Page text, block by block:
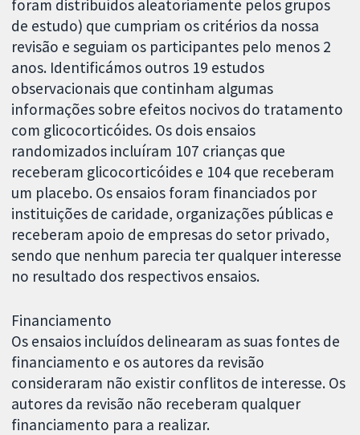
foram distribuídos aleatoriamente pelos grupos
de estudo) que cumpriam os critérios da nossa
revisão e seguiam os participantes pelo menos 2
anos. Identificámos outros 19 estudos
observacionais que continham algumas
informações sobre efeitos nocivos do tratamento
com glicocorticóides. Os dois ensaios
randomizados incluíram 107 crianças que
receberam glicocorticóides e 104 que receberam
um placebo. Os ensaios foram financiados por
instituições de caridade, organizações públicas e
receberam apoio de empresas do setor privado,
sendo que nenhum parecia ter qualquer interesse
no resultado dos respectivos ensaios.
Financiamento
Os ensaios incluídos delinearam as suas fontes de
financiamento e os autores da revisão
consideraram não existir conflitos de interesse. Os
autores da revisão não receberam qualquer
financiamento para a realizar.